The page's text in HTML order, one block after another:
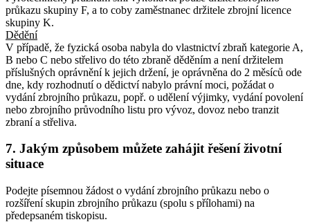
průkazu skupiny F, a to coby zaměstnanec držitele zbrojní licence
skupiny K.
Dědění
V případě, že fyzická osoba nabyla do vlastnictví zbraň kategorie A,
B nebo C nebo střelivo do této zbraně děděním a není držitelem
příslušných oprávnění k jejich držení, je oprávněna do 2 měsíců ode
dne, kdy rozhodnutí o dědictví nabylo právní moci, požádat o
vydání zbrojního průkazu, popř. o udělení výjimky, vydání povolení
nebo zbrojního průvodního listu pro vývoz, dovoz nebo tranzit
zbraní a střeliva.
7. Jakým způsobem můžete zahájit řešení životní
situace
Podejte písemnou žádost o vydání zbrojního průkazu nebo o
rozšíření skupin zbrojního průkazu (spolu s přílohami) na
předepsaném tiskopisu.